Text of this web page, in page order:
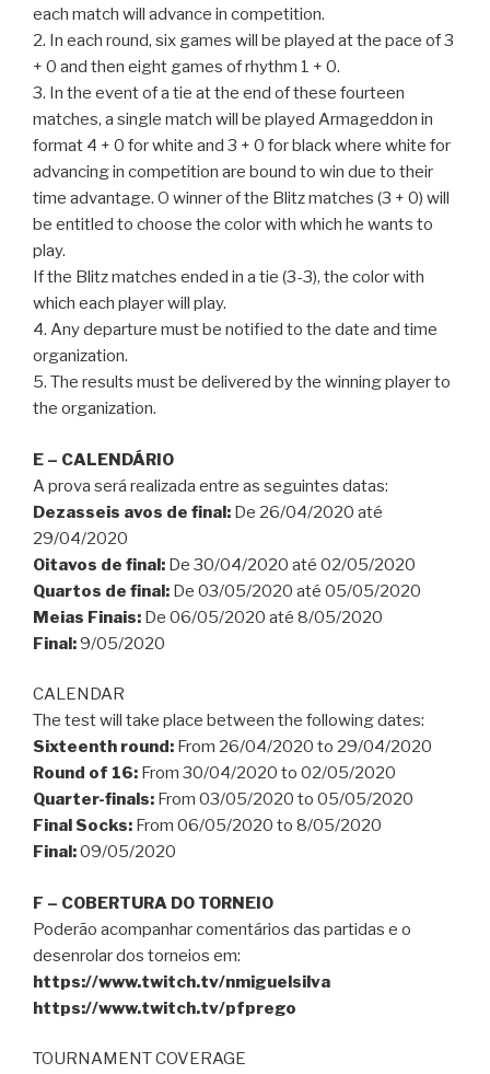
each match will advance in competition.
2. In each round, six games will be played at the pace of 3
+ 0 and then eight games of rhythm 1 + 0.
3. In the event of a tie at the end of these fourteen
matches, a single match will be played Armageddon in
format 4 + 0 for white and 3 + 0 for black where white for
advancing in competition are bound to win due to their
time advantage. O winner of the Blitz matches (3 + 0) will
be entitled to choose the color with which he wants to
play.
If the Blitz matches ended in a tie (3-3), the color with
which each player will play.
4. Any departure must be notified to the date and time
organization.
5. The results must be delivered by the winning player to
the organization.
E – CALENDÁRIO
A prova será realizada entre as seguintes datas:
Dezasseis avos de final: De 26/04/2020 até
29/04/2020
Oitavos de final: De 30/04/2020 até 02/05/2020
Quartos de final: De 03/05/2020 até 05/05/2020
Meias Finais: De 06/05/2020 até 8/05/2020
Final:9/05/2020
CALENDAR
The test will take place between the following dates:
Sixteenth round: From 26/04/2020 to 29/04/2020
Round of 16: From 30/04/2020 to 02/05/2020
Quarter-finals: From 03/05/2020 to 05/05/2020
Final Socks: From 06/05/2020 to 8/05/2020
Final:09/05/2020
F – COBERTURA DO TORNEIO
Poderão acompanhar comentários das partidas e o
desenrolar dos torneios em:
https://www.twitch.tv/nmiguelsilva
https://www.twitch.tv/pfprego
TOURNAMENT COVERAGE